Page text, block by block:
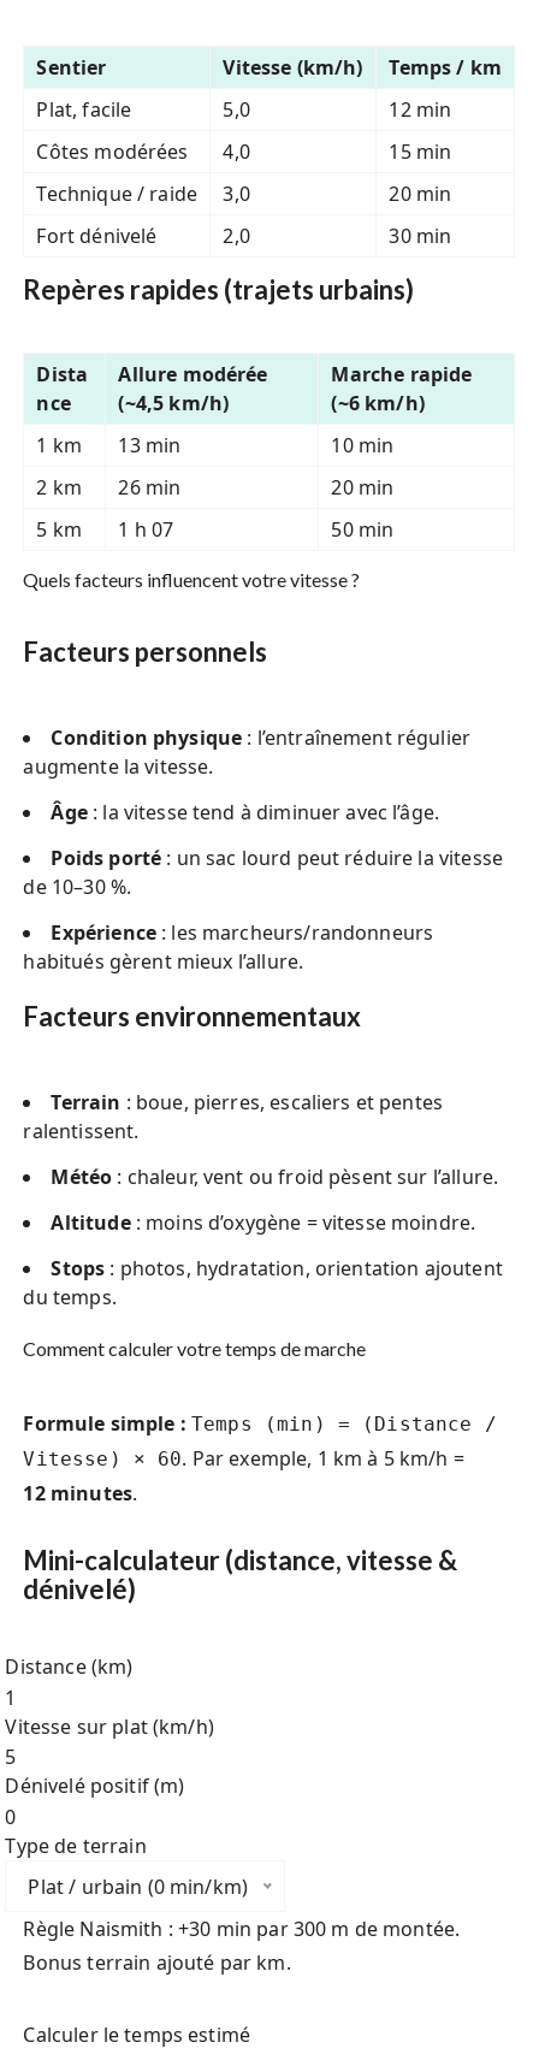
Sentier Vitesse (km/h)
Temps / km
Plat, facile
5,0
12 min
Côtes modérées
4,0
15 min
Technique / raide
3,0
20 min
Fort dénivelé
2,0 30 min
Repères rapides (trajets urbains)
Dista
nce
Allure modérée
(~4,5 km/h)
Marche rapide
(~6 km/h)
1 km
13 min
10 min
2 km
26 min
20 min
5 km
1 h 07 50 min
Quels facteurs influencent votre vitesse ?
Facteurs personnels
Condition physique : l’entraînement régulier
augmente la vitesse.
Âge: la vitesse tend à diminuer avec l’âge.
Poids porté : un sac lourd peut réduire la vitesse
de 10–30 %.
Expérience: les marcheurs/randonneurs
habitués gèrent mieux l’allure.
Facteurs environnementaux
Terrain : boue, pierres, escaliers et pentes
ralentissent.
Météo : chaleur, vent ou froid pèsent sur l’allure.
Altitude: moins d’oxygène = vitesse moindre.
Stops : photos, hydratation, orientation ajoutent
du temps.
Comment calculer votre temps de marche
Formule simple : Temps (min) = (Distance /
Vitesse) × 60. Par exemple, 1 km à 5 km/h =
12 minutes.
Mini-calculateur (distance, vitesse &
dénivelé)
Distance (km)
Vitesse sur plat (km/h)
Dénivelé positif (m)
Type de terrain
Plat / urbain (0 min/km)
Règle Naismith : +30 min par 300 m de montée.
Bonus terrain ajouté par km.
Calculer le temps estimé